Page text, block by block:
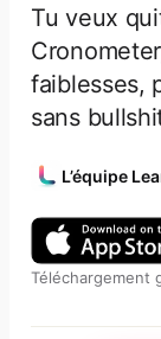
Tu veux
faiblesses,
sans
L’équipe
Téléchargement